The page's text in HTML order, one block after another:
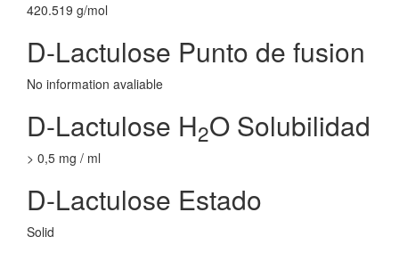
420.519 g/mol
D-Lactulose Punto de fusion
No information avaliable
D-Lactulose H2O Solubilidad
> 0,5 mg / ml
D-Lactulose Estado
Solid